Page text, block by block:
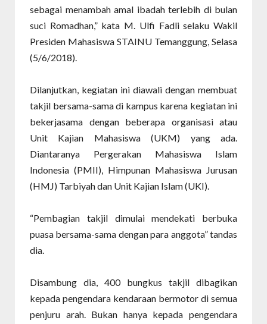
sebagai menambah amal ibadah terlebih di bulan
suci Romadhan,” kata M. Ulfi Fadli selaku Wakil
Presiden Mahasiswa STAINU Temanggung, Selasa
(5/6/2018).
Dilanjutkan, kegiatan ini diawali dengan membuat
takjil bersama-sama di kampus karena kegiatan ini
bekerjasama dengan beberapa organisasi atau
Unit Kajian Mahasiswa (UKM) yang ada.
Diantaranya Pergerakan Mahasiswa Islam
Indonesia (PMII), Himpunan Mahasiswa Jurusan
(HMJ) Tarbiyah dan Unit Kajian Islam (UKI).
“Pembagian takjil dimulai mendekati berbuka
puasa bersama-sama dengan para anggota” tandas
dia.
Disambung dia, 400 bungkus takjil dibagikan
kepada pengendara kendaraan bermotor di semua
penjuru arah. Bukan hanya kepada pengendara